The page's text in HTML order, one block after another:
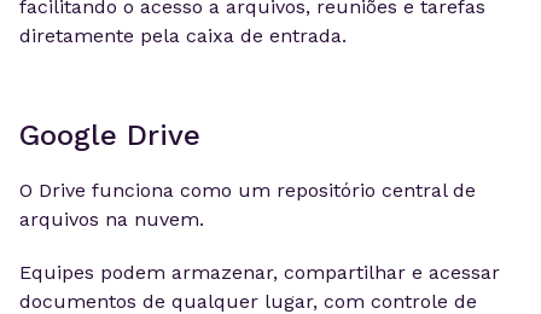
facilitando o acesso a arquivos, reuniões e tarefas
diretamente pela caixa de entrada.
Google Drive
O Drive funciona como um repositório central de
arquivos na nuvem.
Equipes podem armazenar, compartilhar e acessar
documentos de qualquer lugar, com controle de